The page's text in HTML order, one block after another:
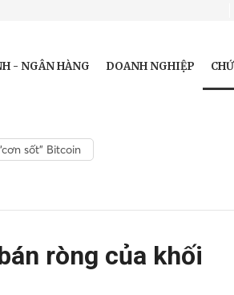
- NGÂN HÀNG DOANH NGHIỆP
sốt” Bitcoin
ròng của khối